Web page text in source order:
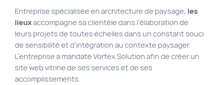
Plan du site
Site Web municipal
Vie Privée
VortexLab
Entreprise spécialisée en architecture de paysage, les
lieuxaccompagne sa clientèle dans l’élaboration de
leurs projets de toutes échelles dans un constant souci
de sensibilité et d’intégration au contexte paysager.
L’entreprise a mandaté Vortex Solution afin de créer un
site web vitrine de ses services et de ses
accomplissements.